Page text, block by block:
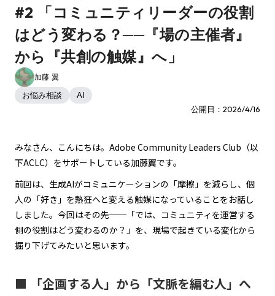
#2 「コミュニティリーダーの役割
はどう変わる？──『場の主催者』
から『共創の触媒』へ」
加藤 翼
お悩み相談
AI
公開日：2026/4/16
みなさん、こんにちは。Adobe Community Leaders Club（以
下ACLC）をサポートしている加藤翼です。
前回は、生成AIがコミュニケーションの「摩擦」を減らし、個
人の「好き」を熱狂へと変える触媒になっていることをお話し
しました。今回はその先──「では、コミュニティを運営する
側の役割はどう変わるのか？」を、現場で起きている変化から
掘り下げてみたいと思います。
■ 「企画する人」から「文脈を編む人」へ